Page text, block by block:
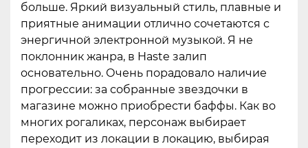
больше. Яркий визуальный стиль, плавные и
приятные анимации отлично сочетаются с
энергичной электронной музыкой. Я не
поклонник жанра, в Haste залип
основательно. Очень порадовало наличие
прогрессии: за собранные звездочки в
магазине можно приобрести баффы. Как во
многих рогаликах, персонаж выбирает
переходит из локации в локацию, выбирая